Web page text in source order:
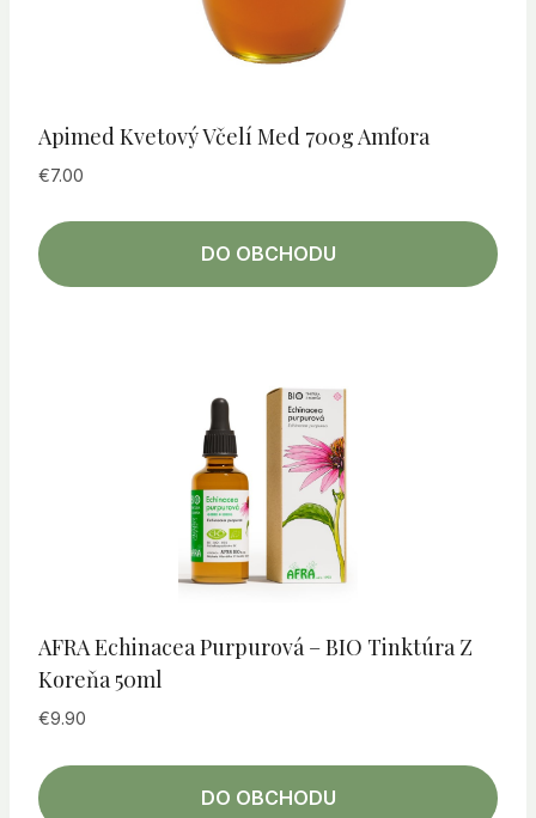
Apimed Kvetový Včelí Med 700g Amfora
€7.00
DO OBCHODU
AFRA Echinacea Purpurová – BIO Tinktúra Z
Koreňa 50ml
€9.90
DO OBCHODU